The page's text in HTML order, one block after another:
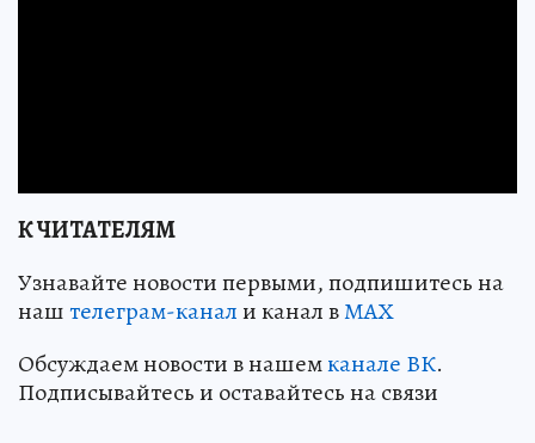
К ЧИТАТЕЛЯМ
Узнавайте новости первыми, подпишитесь на
наштелеграм-канали канал вМАХ
Обсуждаем новости в нашемканале ВК.
Подписывайтесь и оставайтесь на связи